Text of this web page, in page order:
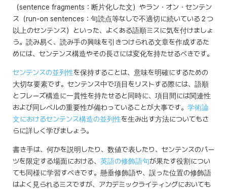
（sentence fragments：断片化した文）やラン・オン・センテン
ス（run-on sentences：句読点等なしで不適切に続いている２つ
以上のセンテンス）といった、よくある語順ミスに気を付けましょ
う。読み易く、読み手の興味を引きつけられる文章を作成するた
めには、センテンス構造やその長さには変化を持たせるべきです。
センテンスの並列性を保持することは、意味を明確にするための
大切な要素です。センテンス中で項目をリストする際には、語順
とフレーズ構造に一貫性を持たせると同時に、項目間には関連性
および同レベルの重要性が備わっていることが大事です。 学術論
文におけるセンテンス構造の並列性を生み出す方法についてもさ
らに詳しく学びましょう。
書き手は、何かを説明したり、数値で表したり、センテンスのパー
ツを限定する場面における、 英語の修飾語句が果たす役割につい
ても同様に学習すべきです。懸垂修飾語や、誤った位置の修飾語
はよく見られるミスですが、アカデミックライティングにおいても